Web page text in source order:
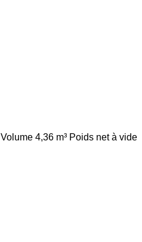
Volume 4,36 m³ Poids net à vide